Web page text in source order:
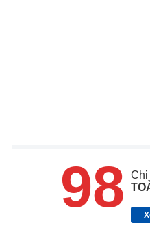
98
Chi